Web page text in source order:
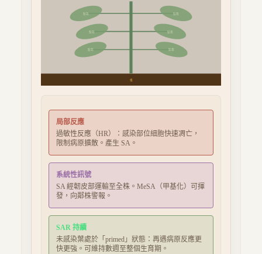
根
點我
點我
點我
點我
點我
點我
局部反應
過敏性反應（HR）：感染部位細胞快速凋亡，
限制病原擴散。產生 SA。
系統性訊號
SA 經韌皮部運輸至全株。MeSA（甲基化）可揮
發，向鄰株警報。
SAR 持續
未感染葉處於「primed」狀態：再遇病原反應更
快更強。可維持數週至整個生育期。